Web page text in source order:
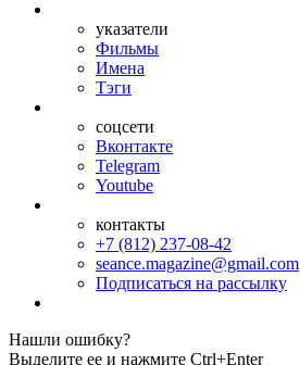
указатели
Фильмы
Имена
Тэги
соцсети
Вконтакте
Telegram
Youtube
контакты
+7 (812) 237-08-42
seance.magazine@gmail.com
Подписаться на рассылку
Нашли ошибку?
Выделите ее и нажмите Ctrl+Enter